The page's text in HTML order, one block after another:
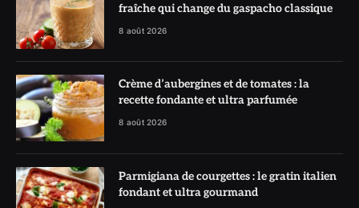
fraîche qui change du gaspacho classique
8 août 2026
Crème d’aubergines et de tomates : la
recette fondante et ultra parfumée
8 août 2026
Parmigiana de courgettes : le gratin italien
fondant et ultra gourmand